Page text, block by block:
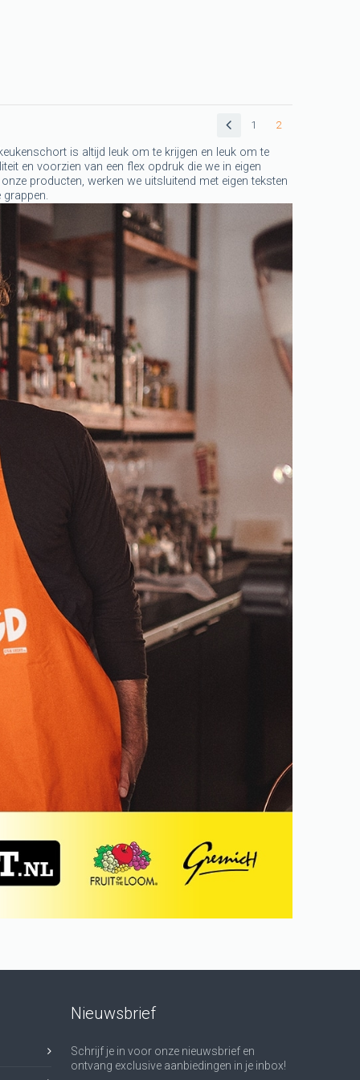
1 2
is altijd leuk om te krijgen en leuk om te
en voorzien van een flex opdruk die we in eigen
producten, werken we uitsluitend met eigen teksten
Nieuwsbrief
Schrijf je in voor onze nieuwsbrief en
ontvang exclusive aanbiedingen in je inbox!